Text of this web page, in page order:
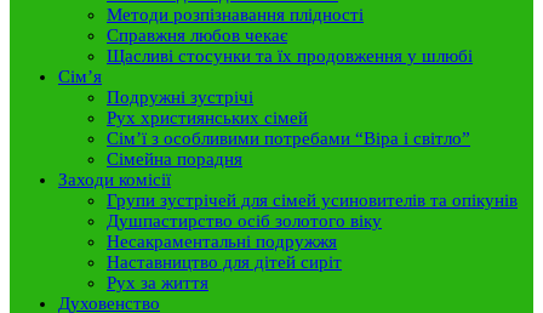
Методи розпізнавання плідності
Справжня любов чекає
Щасливі стосунки та їх продовження у шлюбі
Сім’я
Подружні зустрічі
Рух християнських сімей
Сім’ї з особливими потребами “Віра і світло”
Сімейна порадня
Заходи комісії
Групи зустрічей для сімей усиновителів та опікунів
Душпастирство осіб золотого віку
Несакраментальні подружжя
Наставництво для дітей сиріт
Рух за життя
Духовенство